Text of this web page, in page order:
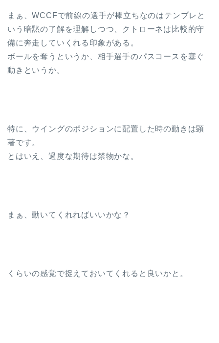
まぁ、WCCFで前線の選手が棒立ちなのはテンプレと
いう暗黙の了解を理解しつつ、クトローネは比較的守
備に奔走していくれる印象がある。
ボールを奪うというか、相手選手のパスコースを塞ぐ
動きというか。
特に、ウイングのポジションに配置した時の動きは顕
著です。
とはいえ、過度な期待は禁物かな。
まぁ、動いてくれればいいかな？
くらいの感覚で捉えておいてくれると良いかと。